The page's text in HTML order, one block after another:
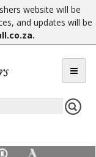
website will be
and updates will be
.